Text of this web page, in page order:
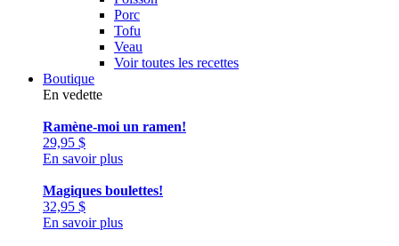
Porc
Tofu
Veau
Voir toutes les recettes
Boutique
En vedette
Ramène-moi un ramen!
29,95 $
En savoir plus
Magiques boulettes!
32,95 $
En savoir plus